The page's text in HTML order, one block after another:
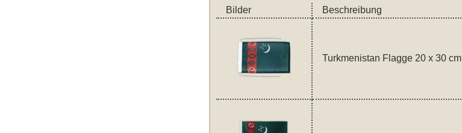
Bilder Beschreibung
Turkmenistan Flagge 20 x 30 cm